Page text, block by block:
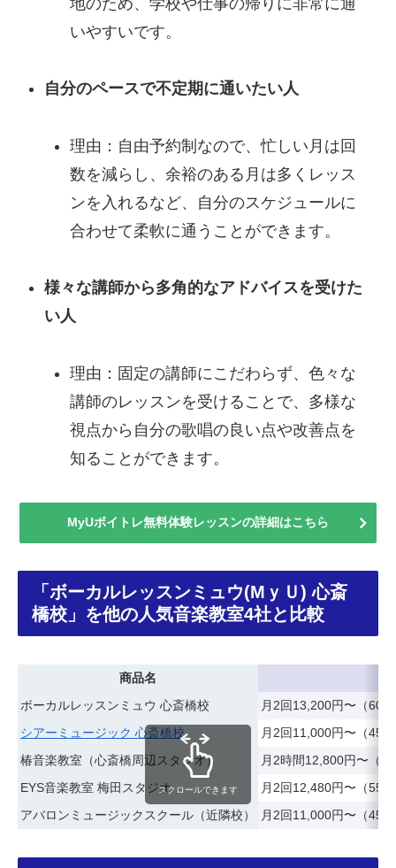
いやすいです。
自分のペースで不定期に通いたい人
理由：自由予約制なので、忙しい月は回
数を減らし、余裕のある月は多くレッス
ンを入れるなど、自分のスケジュールに
合わせて柔軟に通うことができます。
様々な講師から多角的なアドバイスを受けた
い人
理由：固定の講師にこだわらず、色々な
講師のレッスンを受けることで、多様な
視点から自分の歌唱の良い点や改善点を
知ることができます。
MyUボイトレ無料体験レッスンの詳細はこちら
「ボーカルレッスンミュウ(MｙＵ) 心斎
橋校」を他の人気音楽教室4社と比較
商品名
ボーカルレッスンミュウ 心斎橋校
月2回13,200円〜（60
シアーミュージック 心斎橋校
月2回11,000円〜（45
椿音楽教室（心斎橋周辺スタジオ）
月2時間12,800円〜（
EYS音楽教室 梅田スタジオ
月2回12,480円〜（55
アバロンミュージックスクール（近隣校）
月2回11,000円〜（45
スクロールできます